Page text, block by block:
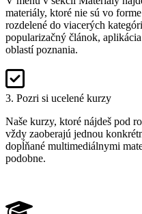
materiály, ktoré nie sú vo
rozdelené do viacerých
popularizačný článok,
oblastí poznania.
3. Pozri si ucelené kurzy
Naše kurzy, ktoré nájdeš pod
vždy zaoberajú jednou
dopĺňané multimediálnymi
podobne.